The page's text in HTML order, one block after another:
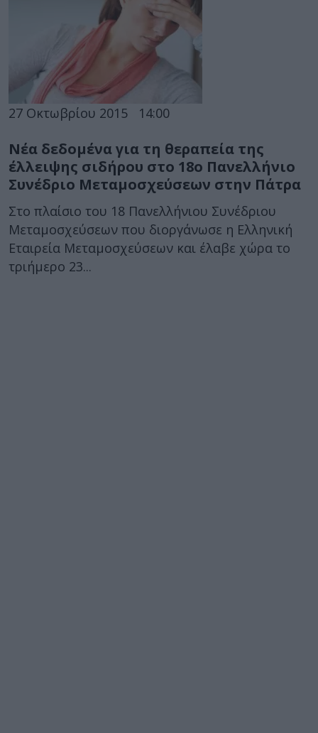
27 Οκτωβρίου 2015 14:00
Νέα δεδομένα για τη θεραπεία της
έλλειψης σιδήρου στο 18ο Πανελλήνιο
Συνέδριο Μεταμοσχεύσεων στην Πάτρα
Στο πλαίσιο του 18 Πανελλήνιου Συνέδριου
Μεταμοσχεύσεων που διοργάνωσε η Ελληνική
Εταιρεία Μεταμοσχεύσεων και έλαβε χώρα το
τριήμερο 23...